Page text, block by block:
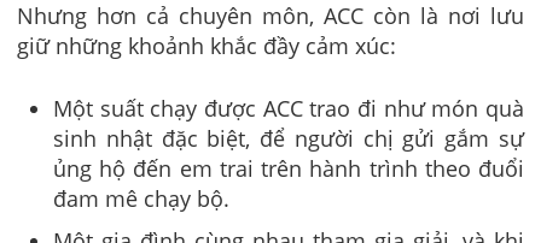
Nhưng hơn cả chuyên môn, ACC còn là nơi lưu
giữ những khoảnh khắc đầy cảm xúc:
Một suất chạy được ACC trao đi như món quà
sinh nhật đặc biệt, để người chị gửi gắm sự
ủng hộ đến em trai trên hành trình theo đuổi
đam mê chạy bộ.